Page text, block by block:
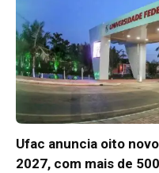
Ufac anuncia oito
2027, com mais de